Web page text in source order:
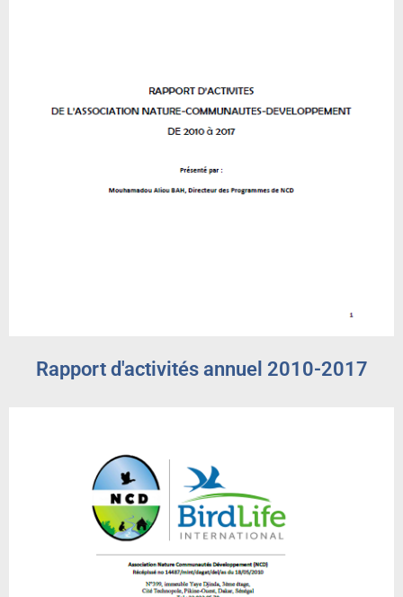
Rapport d'activités annuel 2010-2017